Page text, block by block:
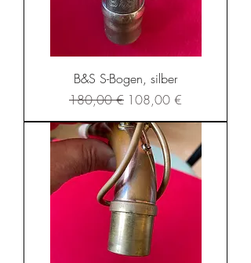
B&S S-Bogen, silber
Standardpreis
180,00 € Sale-Preis
108,00 €